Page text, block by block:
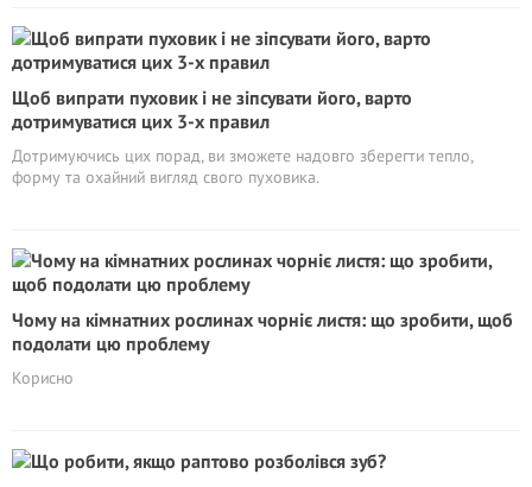
Щоб випрати пуховик і не зіпсувати його, варто
дотримуватися цих 3-х правил
Дотримуючись цих порад, ви зможете надовго зберегти тепло,
форму та охайний вигляд свого пуховика.
Чому на кімнатних рослинах чорніє листя: що зробити, щоб
подолати цю проблему
Корисно